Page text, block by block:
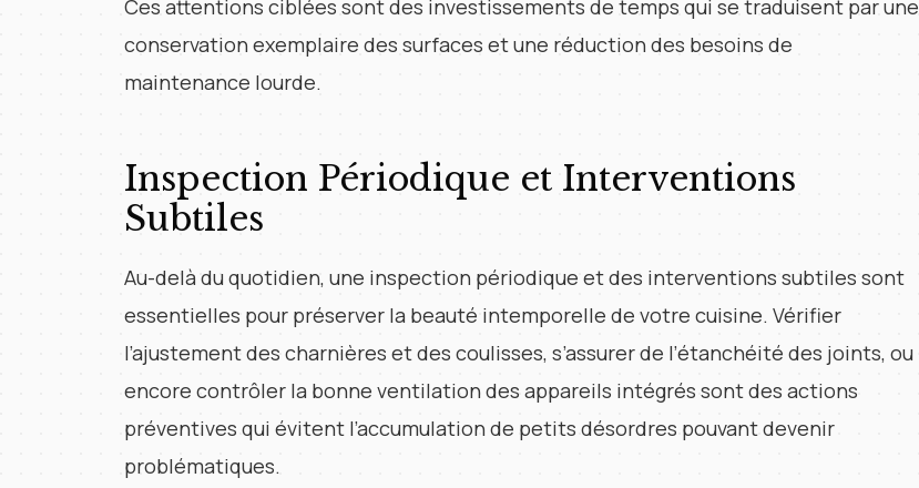
Ces attentions ciblées sont des investissements de temps qui se traduisent par une
conservation exemplaire des surfaces et une réduction des besoins de
maintenance lourde.
Inspection Périodique et Interventions
Subtiles
Au-delà du quotidien, une inspection périodique et des interventions subtiles sont
essentielles pour préserver la beauté intemporelle de votre cuisine. Vérifier
l’ajustement des charnières et des coulisses, s’assurer de l’étanchéité des joints, ou
encore contrôler la bonne ventilation des appareils intégrés sont des actions
préventives qui évitent l’accumulation de petits désordres pouvant devenir
problématiques.